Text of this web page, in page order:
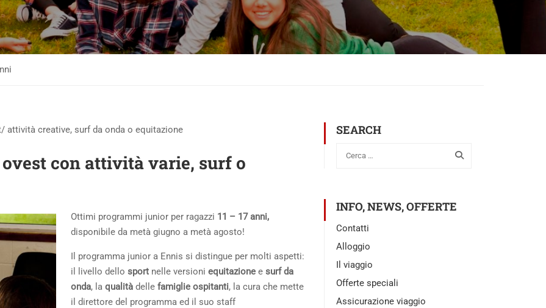
attività creative, surf da onda o equitazione
con attività varie, surf o
Ottimi programmi junior per ragazzi 11 – 17 anni,
disponibile da metà giugno a metà agosto!
Il programma junior a Ennis si distingue per molti aspetti:
il livello dello sport nelle versioni equitazione e surf da
onda, la qualità delle famiglie ospitanti, la cura che mette
il direttore del programma ed il suo staff
SEARCH
INFO, NEWS, OFFERTE
Contatti
Alloggio
Il viaggio
Offerte speciali
Assicurazione viaggio